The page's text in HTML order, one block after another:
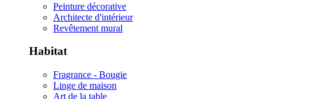
Peinture décorative
Architecte d'intérieur
Revêtement mural
Habitat
Fragrance - Bougie
Linge de maison
Art de la table